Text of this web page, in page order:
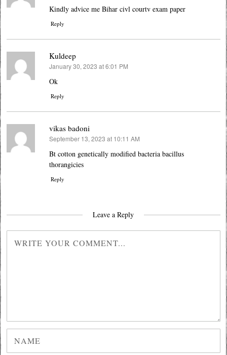
Kindly advice me Bihar civl courtv exam paper
Reply
Kuldeep
says:
January 30, 2023 at 6:01 PM
Ok
Reply
vikas badoni
says:
September 13, 2023 at 10:11 AM
Bt cotton genetically modified bacteria bacillus
thorangicies
Reply
Leave a Reply